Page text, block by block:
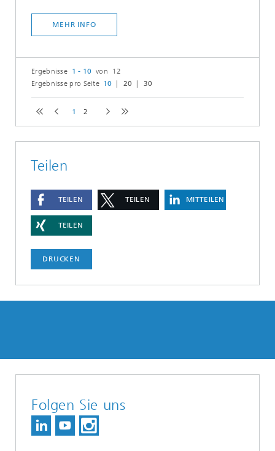
MEHR INFO
Ergebnisse 1 - 10 von 12
Ergebnisse pro Seite 10 20 30
1 2
Teilen
TEILEN TEILEN MITTEILEN
TEILEN
DRUCKEN
Folgen Sie uns